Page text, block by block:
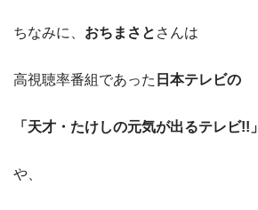
ちなみに、 おちまさと さんは
高視聴率番組であった 日本テレビの
「天才・たけしの元気が出るテレビ!!」
や、